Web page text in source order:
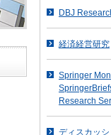
DBJ
経済経営研究
Springer
Research
ディスカッ